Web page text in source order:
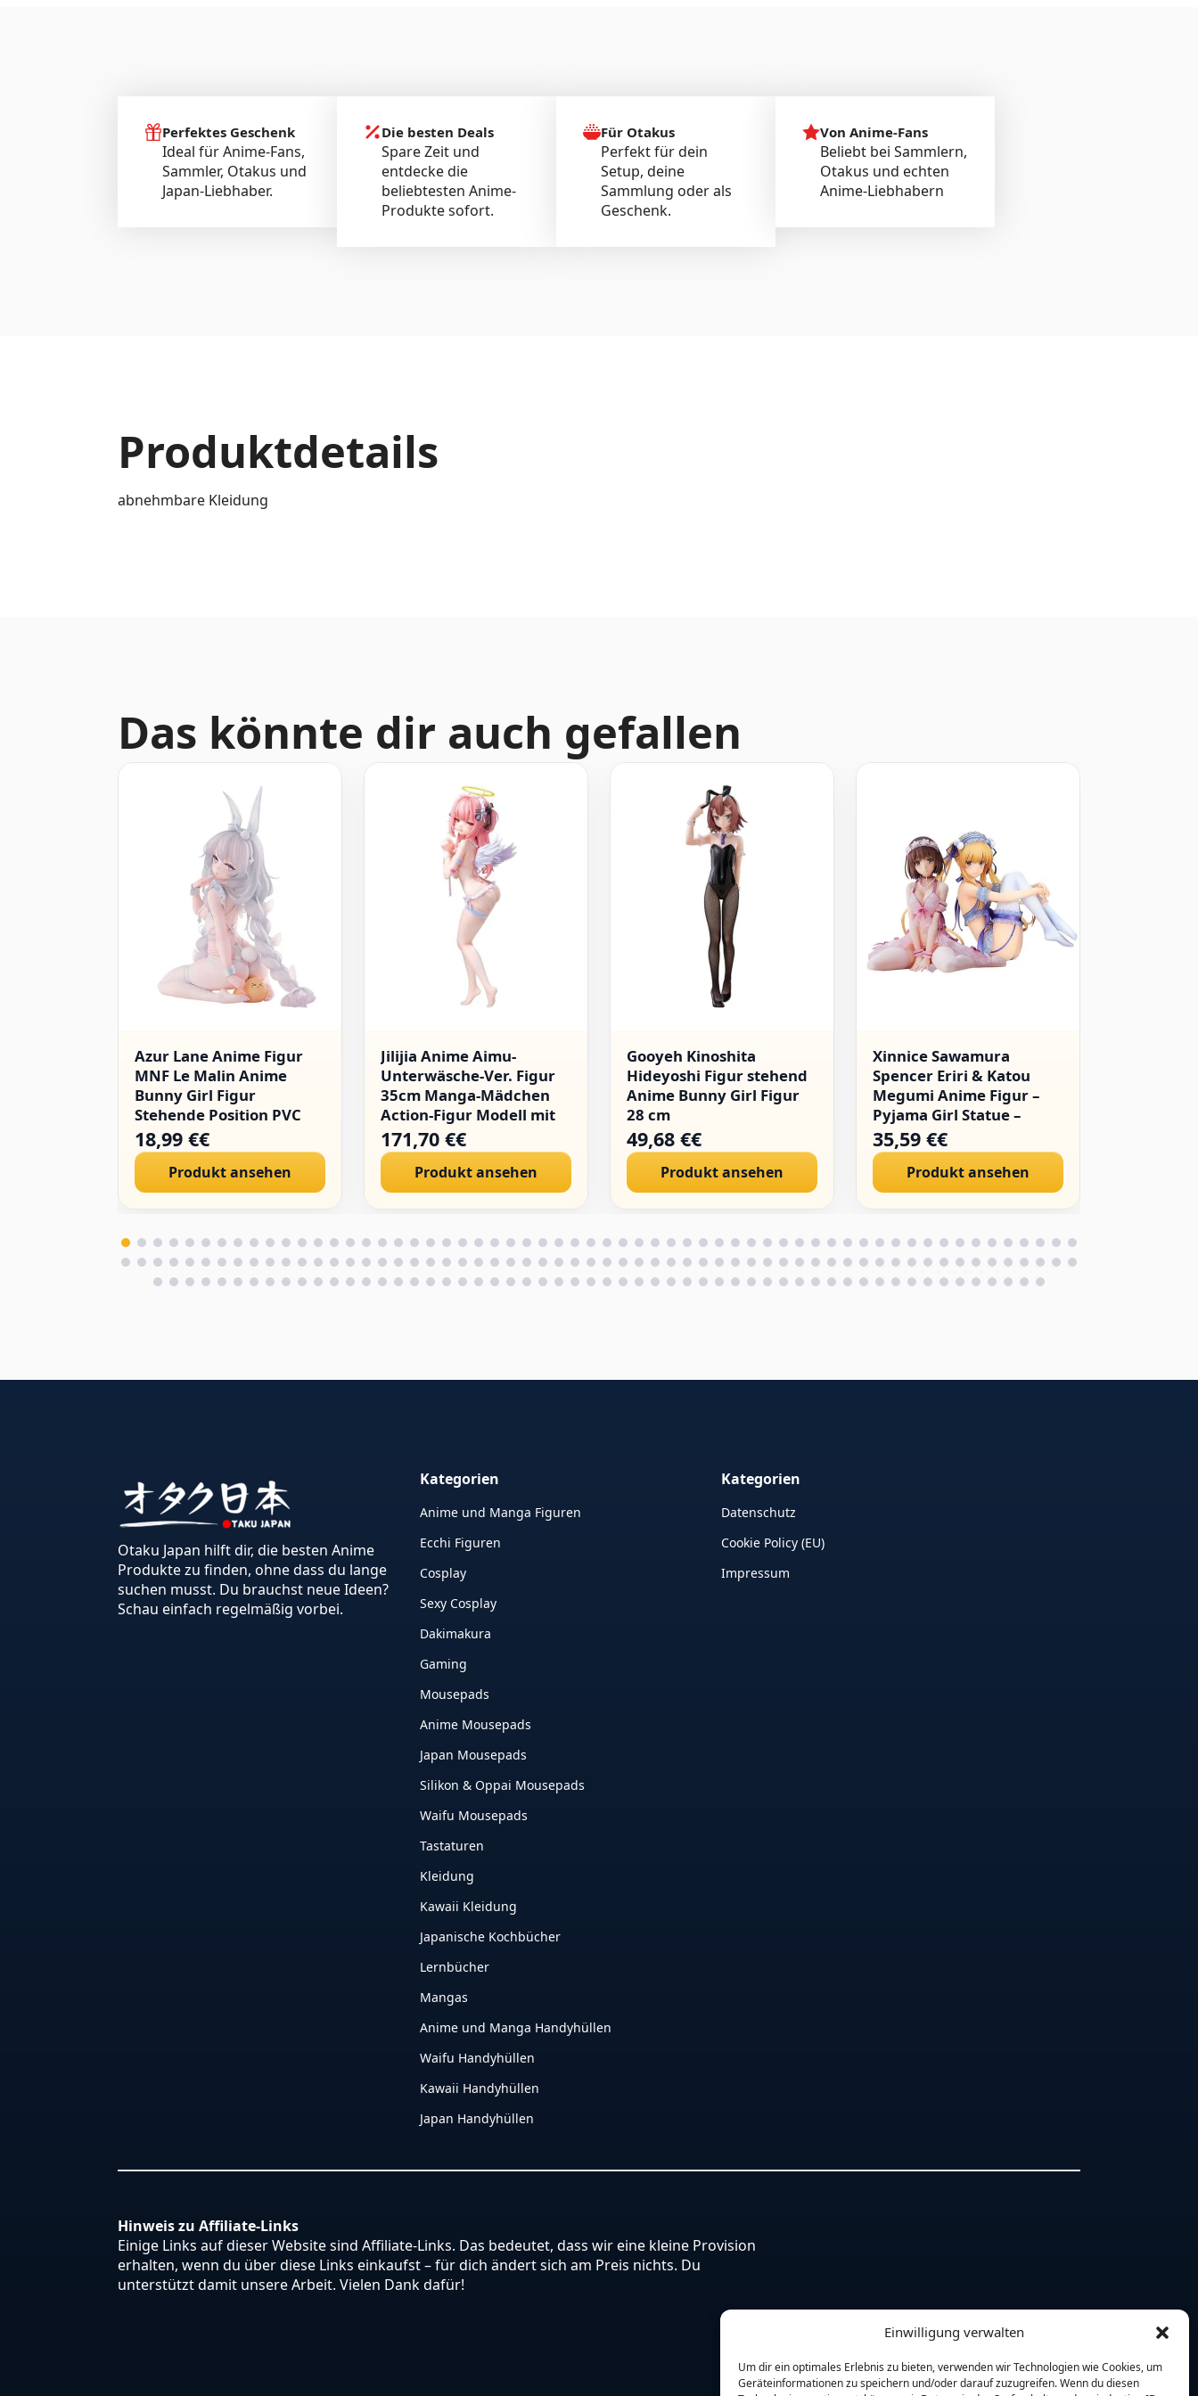
Einwilligung verwalten
Um dir ein optimales Erlebnis zu bieten, verwenden wir Technologien wie Cookies, um
Geräteinformationen zu speichern und/oder darauf zuzugreifen. Wenn du diesen
Perfektes Geschenk
Ideal für Anime-Fans,
Sammler, Otakus und
Japan-Liebhaber.
Die besten Deals
Spare Zeit und
entdecke die
beliebtesten Anime-
Produkte sofort.
Für Otakus
Perfekt für dein
Setup, deine
Sammlung oder als
Geschenk.
Von Anime-Fans
Beliebt bei Sammlern,
Otakus und echten
Anime-Liebhabern
Produktdetails
abnehmbare Kleidung
Das könnte dir auch gefallen
Azur Lane Anime Figur
MNF Le Malin Anime
Bunny Girl Figur
Stehende Position PVC
Statue Anime Modell
Desktop Ornamente
18,99 €€
Produkt ansehen
Jilijia Anime Aimu-
Unterwäsche-Ver. Figur
35cm Manga-Mädchen
Action-Figur Modell mit
austauschbaren
Accessoires Cartoon
Statue Sammlerstücke
Geschenke
171,70 €€
Produkt ansehen
Gooyeh Kinoshita
Hideyoshi Figur stehend
Anime Bunny Girl Figur
28 cm
49,68 €€
Produkt ansehen
Xinnice Sawamura
Spencer Eriri & Katou
Megumi Anime Figur –
Pyjama Girl Statue –
Original Painting
Actionfigur – PVC
Sitzende Modell –
Sammlerstück Geschenk
für Anime Fans
35,59 €€
Produkt ansehen
Otaku Japan hilft dir, die besten Anime
Produkte zu finden, ohne dass du lange
suchen musst. Du brauchst neue Ideen?
Schau einfach regelmäßig vorbei.
Kategorien
Anime und Manga Figuren
Ecchi Figuren
Cosplay
Sexy Cosplay
Dakimakura
Gaming
Mousepads
Anime Mousepads
Japan Mousepads
Silikon & Oppai Mousepads
Waifu Mousepads
Tastaturen
Kleidung
Kawaii Kleidung
Japanische Kochbücher
Lernbücher
Mangas
Anime und Manga Handyhüllen
Waifu Handyhüllen
Kawaii Handyhüllen
Japan Handyhüllen
Kategorien
Datenschutz
Cookie Policy (EU)
Impressum
Hinweis zu Affiliate-Links
Einige Links auf dieser Website sind Affiliate-Links. Das bedeutet, dass wir eine kleine Provision
erhalten, wenn du über diese Links einkaufst – für dich ändert sich am Preis nichts. Du
unterstützt damit unsere Arbeit. Vielen Dank dafür!